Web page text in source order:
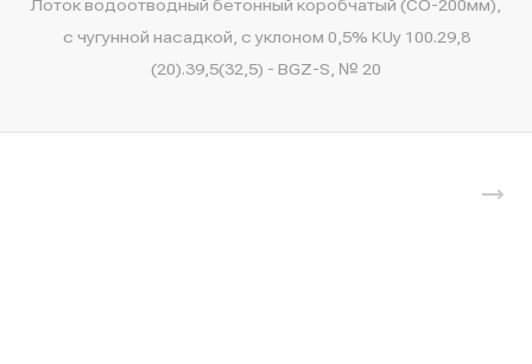
Лоток водоотводный бетонный коробчатый (СО-200мм),
с чугунной насадкой, с уклоном 0,5% КUу 100.29,8
(20).39,5(32,5) - BGZ-S, № 20